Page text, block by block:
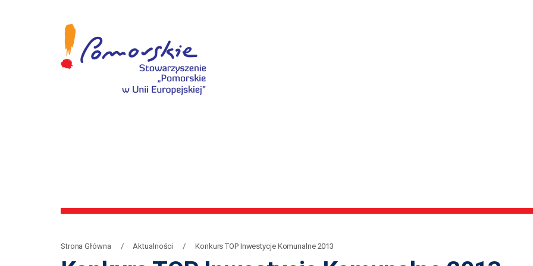
Strona Główna Aktualności Konkurs TOP Inwestycje Komunalne 2013